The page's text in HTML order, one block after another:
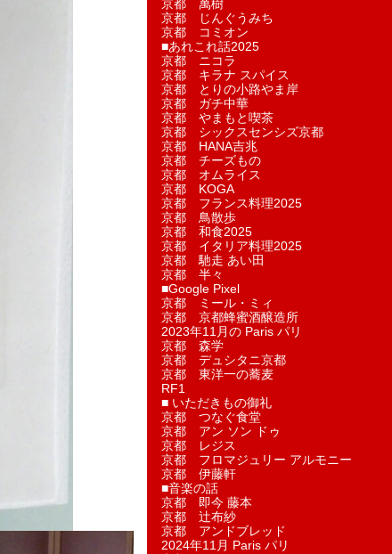
京都 萬樹
京都 じんぐうみち
京都 コミオン
■あれこれ話2025
京都 ニコラ
京都 キラナ スパイス
京都 とりの小路やま岸
京都 ガチ中華
京都 やまもと喫茶
京都 シックスセンシズ京都
京都 HANA吉兆
京都 チーズもの
京都 オムライス
京都 KOGA
京都 フランス料理2025
京都 鳥散歩
京都 和食2025
京都 イタリア料理2025
京都 馳走 あい田
京都 半々
■Google Pixel
京都 ミール・ミィ
京都 京都蜂蜜酒醸造所
2023年11月の Paris パリ
京都 森学
京都 デュシタニ京都
京都 東洋一の蕎麦
RF1
■ いただきもの御礼
京都 つなぐ食堂
京都 アン ソン ドゥ
京都 レジス
京都 フロマジュリー アルモニー
京都 伊藤軒
■音楽の話
京都 即今 藤本
京都 辻布紗
京都 アンドブレッド
2024年11月 Paris パリ